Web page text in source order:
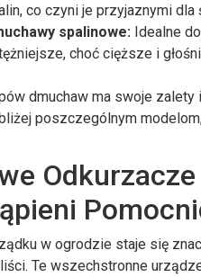
co czyni je przyjaznymi dla
spalinowe: Idealne
choć cięższe i
dmuchaw ma swoje
poszczególnym
w ogrodzie staje się
Te wszechstronne